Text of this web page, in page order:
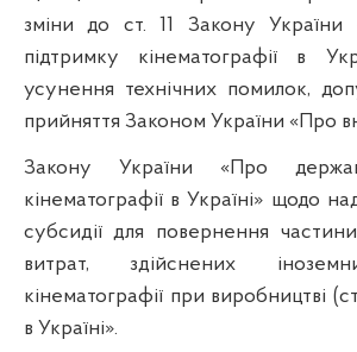
зміни до ст. 11 Закону
підтримку кінематографії в
усунення технічних помилок,
прийняття Законом України «Про
Закону України «Про
кінематографії в Україні» щодо
субсидії для повернення частини
витрат, здійснених
кінематографії при виробництві
в Україні».